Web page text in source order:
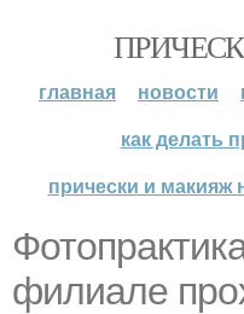
главная новости
как делать
прически и макияж
филиале